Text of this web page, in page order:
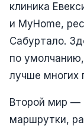
клиника
и MyHome,
Сабуртало.
по
лучше многих
Второй мир —
маршрутки,